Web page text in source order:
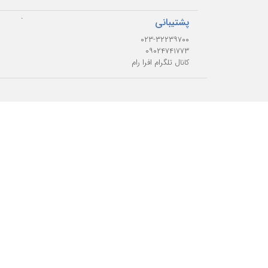
پشتیبانی
۰۲۳-۳۲۲۳۹۷۰۰
۰۹۰۲۴۷۴۱۷۷۳
کانال تلگرام افرا رام
.